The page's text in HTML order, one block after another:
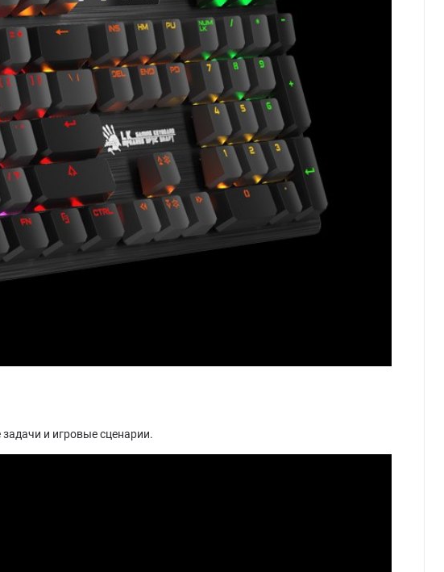
и игровые сценарии.